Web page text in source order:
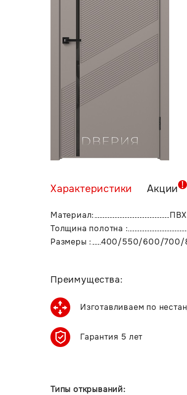
Характеристики Акции
Материал:
Толщина полотна :
Размеры :
400/550/600/700/
Преимущества:
Изготавливаем по
Гарантия 5 лет
Типы открываний: